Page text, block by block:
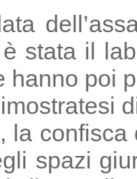
è stata il
hanno poi
la
spazi